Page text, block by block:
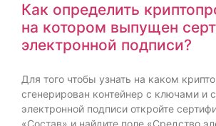
Как определить
на котором выпущен
электронной подписи?
Для того чтобы узнать на каком
сгенерирован контейнер с ключами и
электронной подписи откройте
«Состав» и найдите поле «Средство